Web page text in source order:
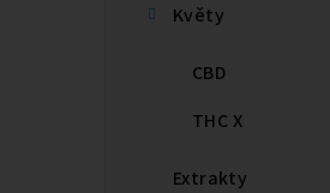
Květy
CBD
THC X
Extrakty